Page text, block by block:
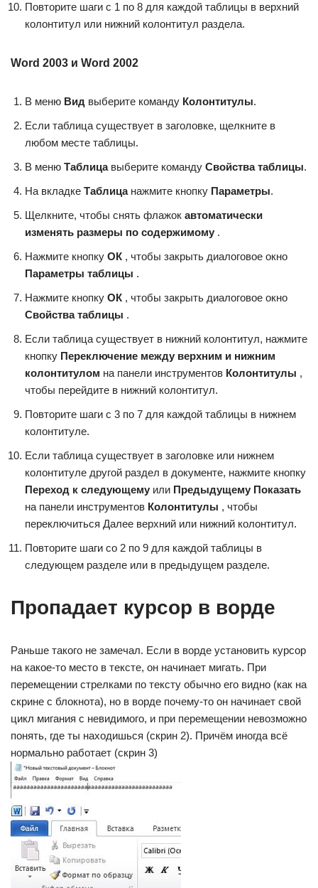
Повторите шаги с 1 по 8 для каждой таблицы в верхний
колонтитул или нижний колонтитул раздела.
Word 2003 и Word 2002
В меню Вид выберите команду Колонтитулы.
Если таблица существует в заголовке, щелкните в
любом месте таблицы.
В меню Таблицавыберите команду Свойства таблицы.
На вкладке Таблицанажмите кнопку Параметры.
Щелкните, чтобы снять флажок автоматически
изменять размеры по содержимому .
Нажмите кнопку ОК , чтобы закрыть диалоговое окно
Параметры таблицы .
Нажмите кнопку ОК , чтобы закрыть диалоговое окно
Свойства таблицы .
Если таблица существует в нижний колонтитул, нажмите
кнопку Переключение между верхним и нижним
колонтитулом на панели инструментов Колонтитулы ,
чтобы перейдите в нижний колонтитул.
Повторите шаги с 3 по 7 для каждой таблицы в нижнем
колонтитуле.
Если таблица существует в заголовке или нижнем
колонтитуле другой раздел в документе, нажмите кнопку
Переход к следующему или Предыдущему Показать
на панели инструментов Колонтитулы , чтобы
переключиться Далее верхний или нижний колонтитул.
Повторите шаги со 2 по 9 для каждой таблицы в
следующем разделе или в предыдущем разделе.
Пропадает курсор в ворде
Раньше такого не замечал. Если в ворде установить курсор
на какое-то место в тексте, он начинает мигать. При
перемещении стрелками по тексту обычно его видно (как на
скрине с блокнота), но в ворде почему-то он начинает свой
цикл мигания с невидимого, и при перемещении невозможно
понять, где ты находишься (скрин 2). Причём иногда всё
нормально работает (скрин 3)